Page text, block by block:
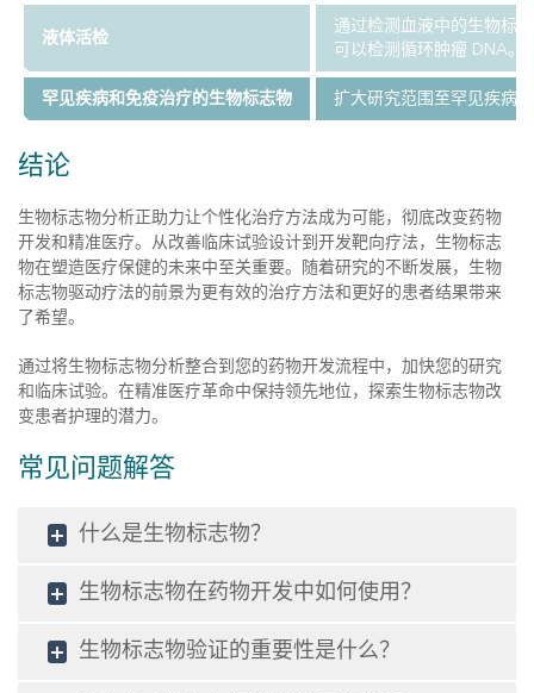
液体活检
通过检测血液中的生物标
可以检测循环肿瘤 DNA。
罕见疾病和免疫治疗的生物标志物 扩大研究范围至罕见疾病
结论
生物标志物分析正助力让个性化治疗方法成为可能，彻底改变药物
开发和精准医疗。从改善临床试验设计到开发靶向疗法，生物标志
物在塑造医疗保健的未来中至关重要。随着研究的不断发展，生物
标志物驱动疗法的前景为更有效的治疗方法和更好的患者结果带来
了希望。
通过将生物标志物分析整合到您的药物开发流程中，加快您的研究
和临床试验。在精准医疗革命中保持领先地位，探索生物标志物改
变患者护理的潜力。
常见问题解答
什么是生物标志物？
生物标志物在药物开发中如何使用？
生物标志物验证的重要性是什么？